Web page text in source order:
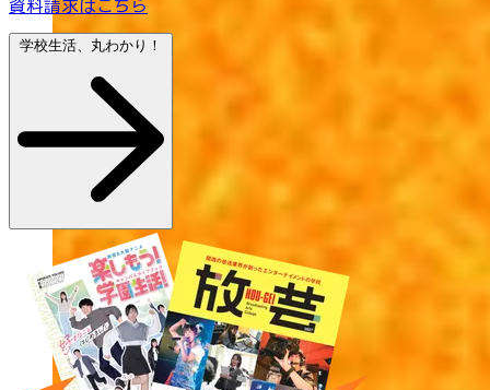
資料請求はこちら
学校生活、丸わかり！